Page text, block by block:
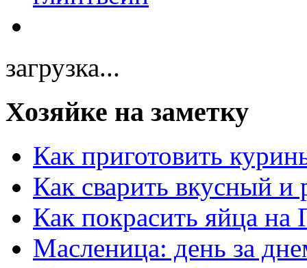
загрузка...
Хозяйке на заметку
Как приготовить
Как сварить вкусный и
Как покрасить яйца на
Масленица: день за